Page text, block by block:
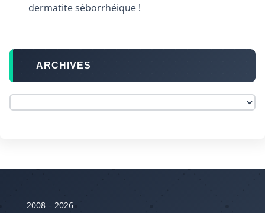
dermatite séborrhéique !
ARCHIVES
2008 – 2026